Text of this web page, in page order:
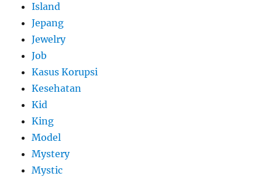
Island
Jepang
Jewelry
Job
Kasus Korupsi
Kesehatan
Kid
King
Model
Mystery
Mystic